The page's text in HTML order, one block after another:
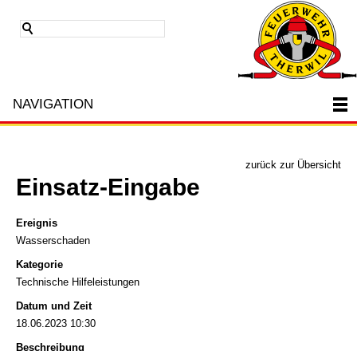
NAVIGATION
zurück zur Übersicht
Einsatz-Eingabe
Ereignis
Wasserschaden
Kategorie
Technische Hilfeleistungen
Datum und Zeit
18.06.2023 10:30
Beschreibung